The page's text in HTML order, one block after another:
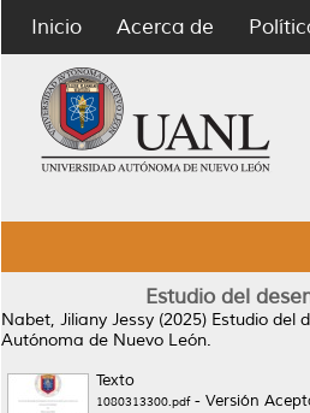
Inicio Acerca de
Estudio del
Nabet, Jiliany Jessy (2025) Estudio del
Autónoma de Nuevo León.
Texto
1080313300.pdf- Versión